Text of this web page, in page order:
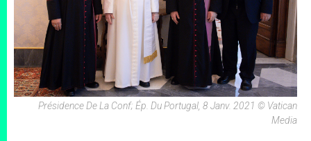
Présidence De La Conf; Ép. Du Portugal, 8 Janv. 2021 © Vatican
Media